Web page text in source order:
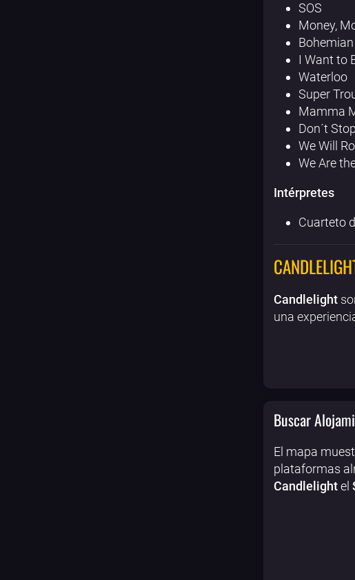
SOS
Money,
I Want to
Waterloo
Super
Mamma
Don´t
We Will
We Are
Intérpretes
Cuarteto
Candlelight
una
Buscar
El mapa
plataformas
Candlelightel